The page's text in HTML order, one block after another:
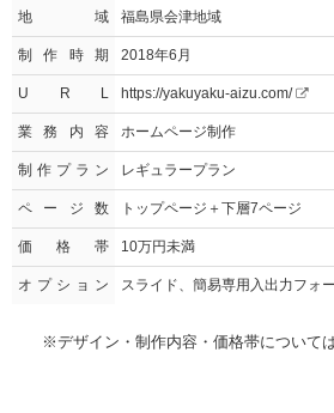
地域 福島県会津地域
制作時期 2018年6月
U R L https://yakuyaku-aizu.com/
業務内容 ホームページ制作
制作プラン レギュラープラン
ページ数 トップページ＋下層7ページ
価格帯 10万円未満
オプション スライド、簡易専用入出力フォ
※デザイン・制作内容・価格帯について